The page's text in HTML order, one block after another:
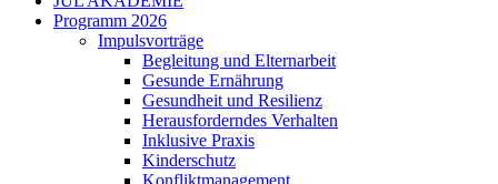
Programm 2026
Impulsvorträge
Begleitung und Elternarbeit
Gesunde Ernährung
Gesundheit und Resilienz
Herausforderndes Verhalten
Inklusive Praxis
Kinderschutz
Konfliktmanagement